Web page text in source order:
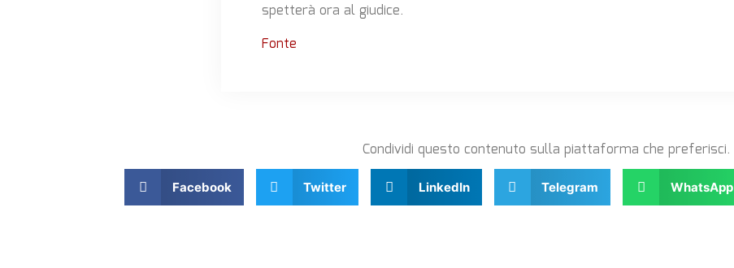
spetterà ora al giudice.
Fonte
Condividi questo contenuto sulla piattaforma che preferisci.
Facebook Twitter LinkedIn Telegram WhatsApp